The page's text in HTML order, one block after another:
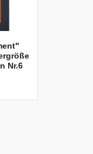
Nr.6